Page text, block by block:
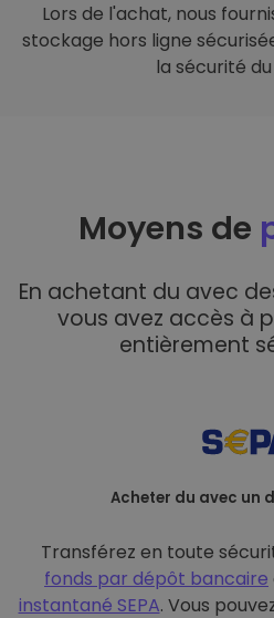
Lors de l'achat, nous
stockage hors ligne
la sécurité
Moyens de
En achetant du avec
vous avez accès à
entièrement
Acheter du avec un
Transférez en toute
fonds par dépôt bancaire
instantané SEPA. Vous